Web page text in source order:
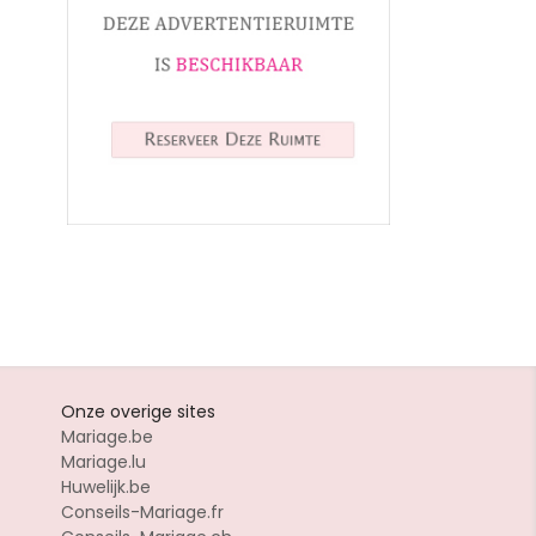
Onze overige sites
Mariage.be
Mariage.lu
Huwelijk.be
Conseils-Mariage.fr